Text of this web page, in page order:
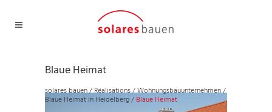
Blaue Heimat
solares bauen/Réalisations/Wohnungsbauunternehmen/
Blaue Heimat in Heidelberg/ Blaue Heimat